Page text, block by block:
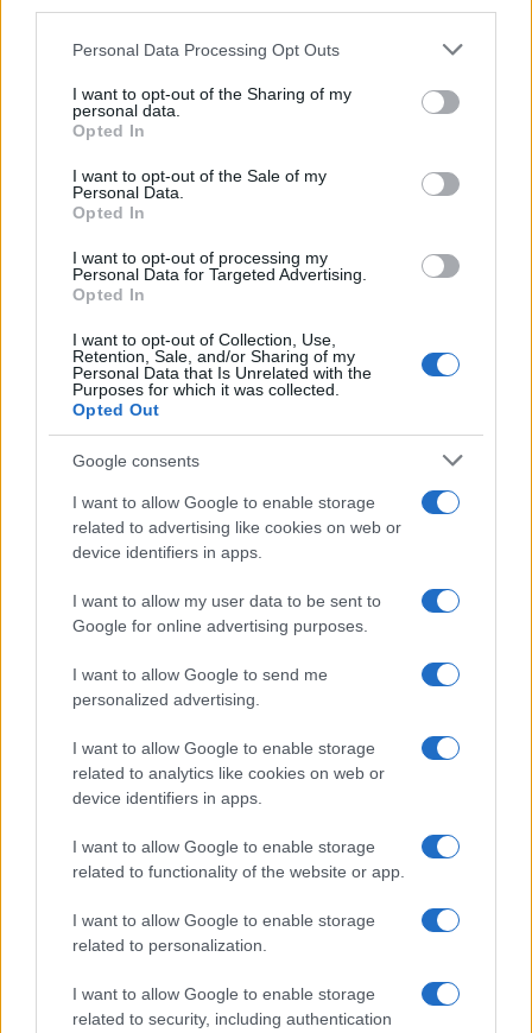
Please note that this website/app uses one or more Google
not limited to your visit or usage behaviour. You may click to
grant or deny consent to Google and its third-party tags to
use your data for below specified purposes in below Google
consent section.
Personal Data Processing Opt Outs
I want to opt-out of the Sharing of my
personal data.
Opted In
I want to opt-out of the Sale of my
Personal Data.
Opted In
I want to opt-out of processing my
Personal Data for Targeted Advertising.
Opted In
I want to opt-out of Collection, Use,
Retention, Sale, and/or Sharing of my
Personal Data that Is Unrelated with the
Purposes for which it was collected.
Opted Out
Google consents
I want to allow Google to enable storage
related to advertising like cookies on web or
device identifiers in apps.
I want to allow my user data to be sent to
Google for online advertising purposes.
I want to allow Google to send me
personalized advertising.
I want to allow Google to enable storage
related to analytics like cookies on web or
device identifiers in apps.
I want to allow Google to enable storage
related to functionality of the website or app.
I want to allow Google to enable storage
related to personalization.
I want to allow Google to enable storage
related to security, including authentication
Brentolie daalt naar 91,82 dollar: een week van teruggang in
grondstoffen
Sanne De Vries · 5 aug 2026
Brentolie daalt naar 91,82 dollar: een week van dalende
grondstoffenprijzen
CRYPTOKOERSEN